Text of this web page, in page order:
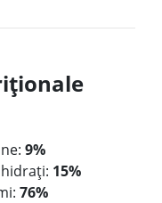
9%
15%
76%